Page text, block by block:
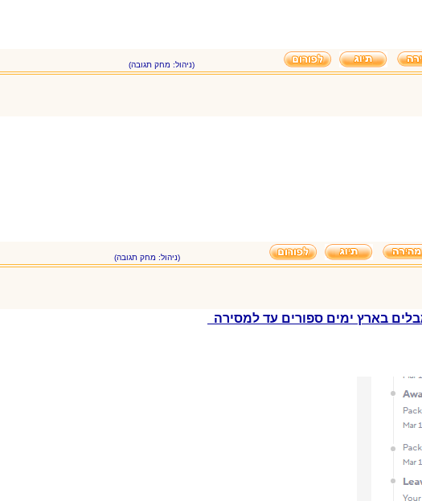
(ניהול: מחק תגובה)
(ניהול: מחק תגובה)